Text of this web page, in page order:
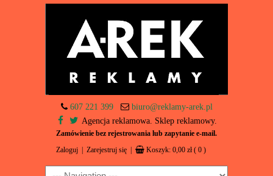
607 221 399
biuro@reklamy-arek.pl
Agencja reklamowa. Sklep reklamowy.
Zamówienie bez rejestrowania lub zapytanie e-mail.
Zaloguj Zarejestruj się Koszyk: 0,00 zł ( 0 )
Navigation